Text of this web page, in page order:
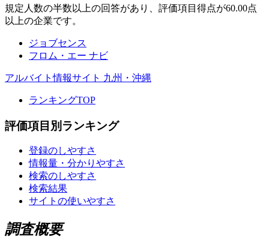
規定人数の半数以上の回答があり、評価項目得点が60.00点
以上の企業です。
ジョブセンス
フロム・エー ナビ
アルバイト情報サイト 九州・沖縄
ランキングTOP
評価項目別ランキング
登録のしやすさ
情報量・分かりやすさ
検索のしやすさ
検索結果
サイトの使いやすさ
調査概要